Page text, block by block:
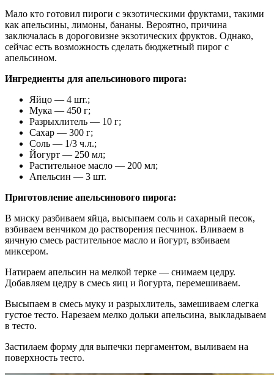
Мало кто готовил пироги с экзотическими фруктами, такими
как апельсины, лимоны, бананы. Вероятно, причина
заключалась в дороговизне экзотических фруктов. Однако,
сейчас есть возможность сделать бюджетный пирог с
апельсином.
Ингредиенты для апельсинового пирога:
Яйцо — 4 шт.;
Мука — 450 г;
Разрыхлитель — 10 г;
Сахар — 300 г;
Соль — 1/3 ч.л.;
Йогурт — 250 мл;
Растительное масло — 200 мл;
Апельсин — 3 шт.
Приготовление апельсинового пирога:
В миску разбиваем яйца, высыпаем соль и сахарный песок,
взбиваем венчиком до растворения песчинок. Вливаем в
яичную смесь растительное масло и йогурт, взбиваем
миксером.
Натираем апельсин на мелкой терке — снимаем цедру.
Добавляем цедру в смесь яиц и йогурта, перемешиваем.
Высыпаем в смесь муку и разрыхлитель, замешиваем слегка
густое тесто. Нарезаем мелко дольки апельсина, выкладываем
в тесто.
Застилаем форму для выпечки пергаментом, выливаем на
поверхность тесто.